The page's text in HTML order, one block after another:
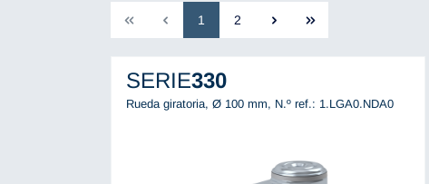
1 2
SERIE330
Rueda giratoria, Ø 100 mm, N.º ref.: 1.LGA0.NDA0